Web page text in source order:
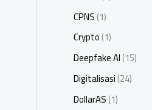
CPNS(1)
Crypto(1)
Deepfake AI(15)
Digitalisasi(24)
DollarAS(1)